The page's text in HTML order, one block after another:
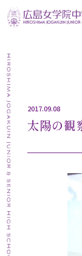
2017.09.08
太陽の観